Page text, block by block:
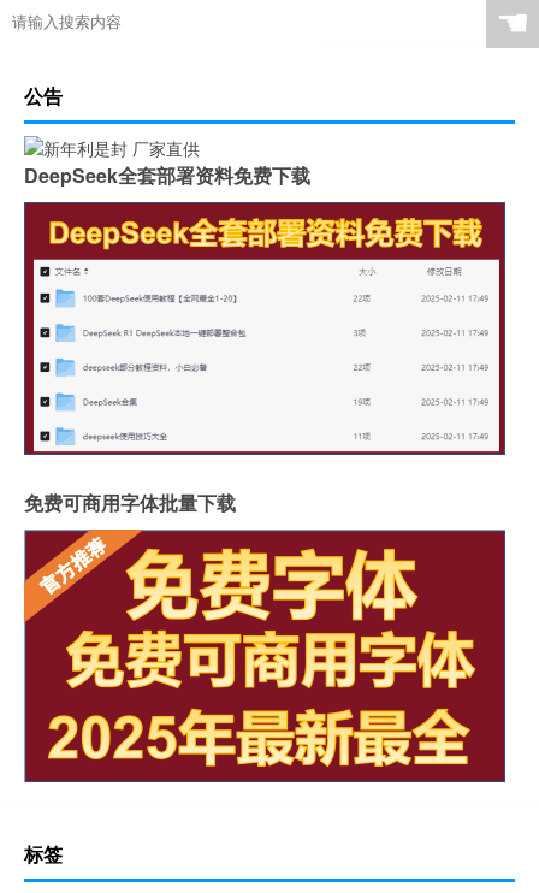
☚
公告
DeepSeek全套部署资料免费下载
免费可商用字体批量下载
标签